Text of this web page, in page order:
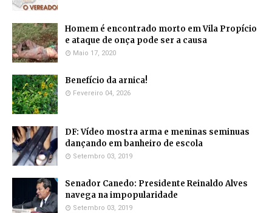
Homem é encontrado morto em Vila Propício
e ataque de onça pode ser a causa
Maio 17, 2020
Benefício da arnica!
Fevereiro 04, 2026
DF: Vídeo mostra arma e meninas seminuas
dançando em banheiro de escola
Setembro 03, 2019
Senador Canedo: Presidente Reinaldo Alves
navega na impopularidade
Setembro 03, 2019